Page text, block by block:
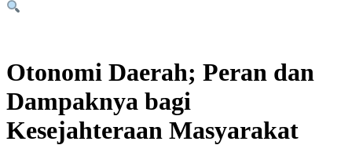
Otonomi Daerah; Peran dan
Dampaknya bagi
Kesejahteraan Masyarakat